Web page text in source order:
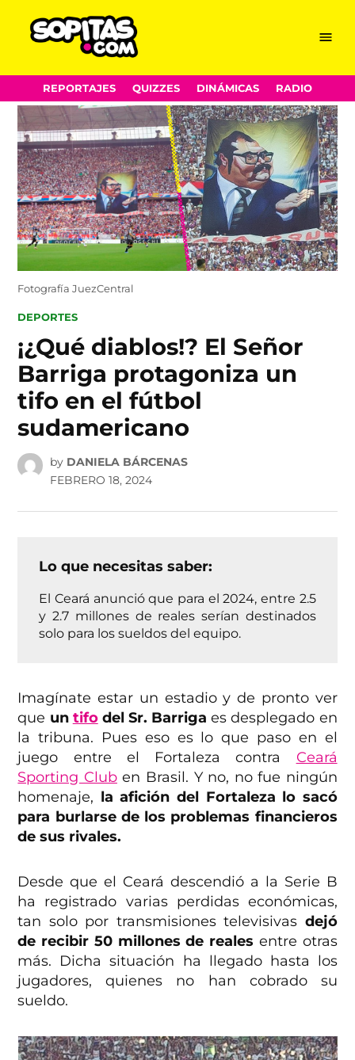
Skip
to
content
Menu
REPORTAJES QUIZZES DINÁMICAS RADIO
Fotografía JuezCentral
POSTED
DEPORTES
¡¿Qué diablos!? El Señor
Barriga protagoniza un
tifo en el fútbol
sudamericano
by DANIELA BÁRCENAS
FEBRERO 18, 2024
Lo que necesitas saber:
El Ceará anunció que para el 2024, entre 2.5
y 2.7 millones de reales serían destinados
solo para los sueldos del equipo.
Imagínate estar un estadio y de pronto ver
que un tifodel Sr. Barriga es desplegado en
la tribuna. Pues eso es lo que paso en el
juego entre el Fortaleza contra Ceará
Sporting Cluben Brasil. Y no, no fue ningún
homenaje, la afición del Fortaleza lo sacó
para burlarse de los problemas financieros
de sus rivales.
Desde que el Ceará descendió a la Serie B
ha registrado varias perdidas económicas,
tan solo por transmisiones televisivas dejó
de recibir 50 millones de reales entre otras
más. Dicha situación ha llegado hasta los
jugadores, quienes no han cobrado su
sueldo.